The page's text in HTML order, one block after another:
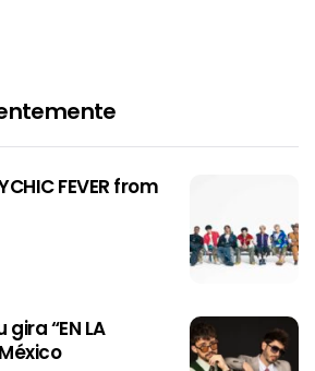
FEVER from
“EN LA